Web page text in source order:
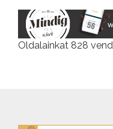
Oldalainkat 828